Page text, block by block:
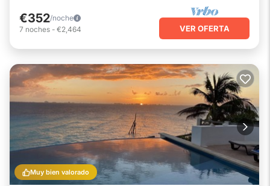
€352/noche
7 noches - €2,464 VER OFERTA
Muy bien valorado